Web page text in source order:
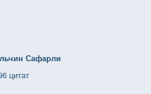
Сафарли
цитат